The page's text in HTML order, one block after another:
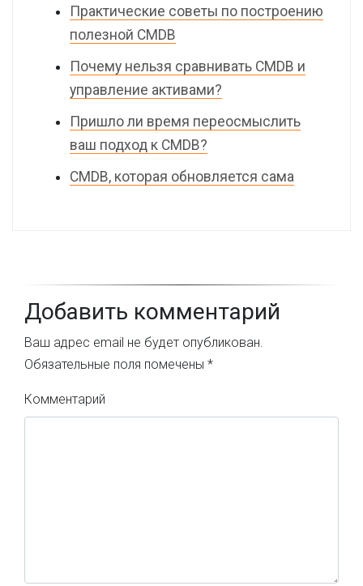
Практические советы по построению
полезной CMDB
Почему нельзя сравнивать CMDB и
управление активами?
Пришло ли время переосмыслить
ваш подход к CMDB?
CMDB, которая обновляется сама
Добавить комментарий
Ваш адрес email не будет опубликован.
Обязательные поля помечены *
Комментарий